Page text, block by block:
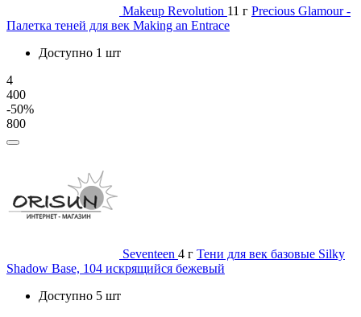
Makeup Revolution 11 г Precious Glamour -
Палетка теней для век Making an Entrace
Доступно 1 шт
4
400
-50%
800
Seventeen 4 г Тени для век базовые Silky
Shadow Base, 104 искрящийся бежевый
Доступно 5 шт